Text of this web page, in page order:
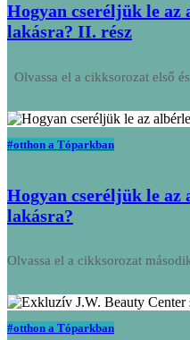
Hogyan cseréljük le az
lakásra? II. rész
Olvassa el a cikksorozat első
#otthon a Tóparkban
Hogyan cseréljük le az
lakásra?
Olvassa el a cikksorozat
#otthon a Tóparkban